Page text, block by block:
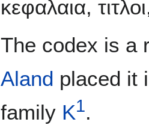
κεφαλαια,
The codex is a
Aland placed it
family K1.